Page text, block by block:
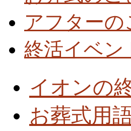
アフターの
終活イベン
イオンの
お葬式用